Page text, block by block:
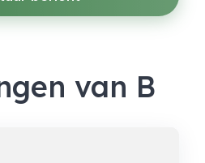
van B